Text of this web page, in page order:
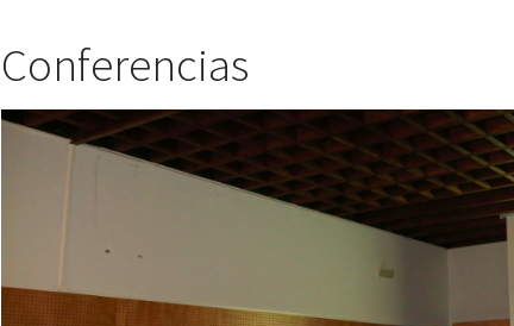
Conferencias